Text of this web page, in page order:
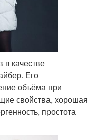
в качестве
Его
объёма при
свойства, хорошая
простота